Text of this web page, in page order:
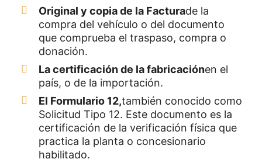
Original y copia de la Facturade la
compra del vehículo o del documento
que comprueba el traspaso, compra o
donación.
La certificación de la fabricaciónen el
país, o de la importación.
El Formulario 12,también conocido como
Solicitud Tipo 12. Este documento es la
certificación de la verificación física que
practica la planta o concesionario
habilitado.